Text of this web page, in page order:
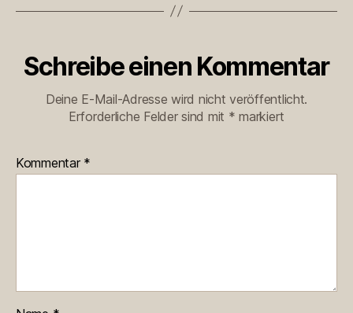
Schreibe einen Kommentar
Deine E-Mail-Adresse wird nicht veröffentlicht.
Erforderliche Felder sind mit * markiert
Kommentar *